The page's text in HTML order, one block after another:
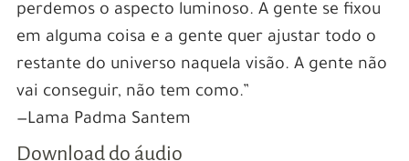
perdemos o aspecto luminoso. A gente se fixou
em alguma coisa e a gente quer ajustar todo o
restante do universo naquela visão. A gente não
vai conseguir, não tem como.”
—Lama Padma Santem
Download do áudio